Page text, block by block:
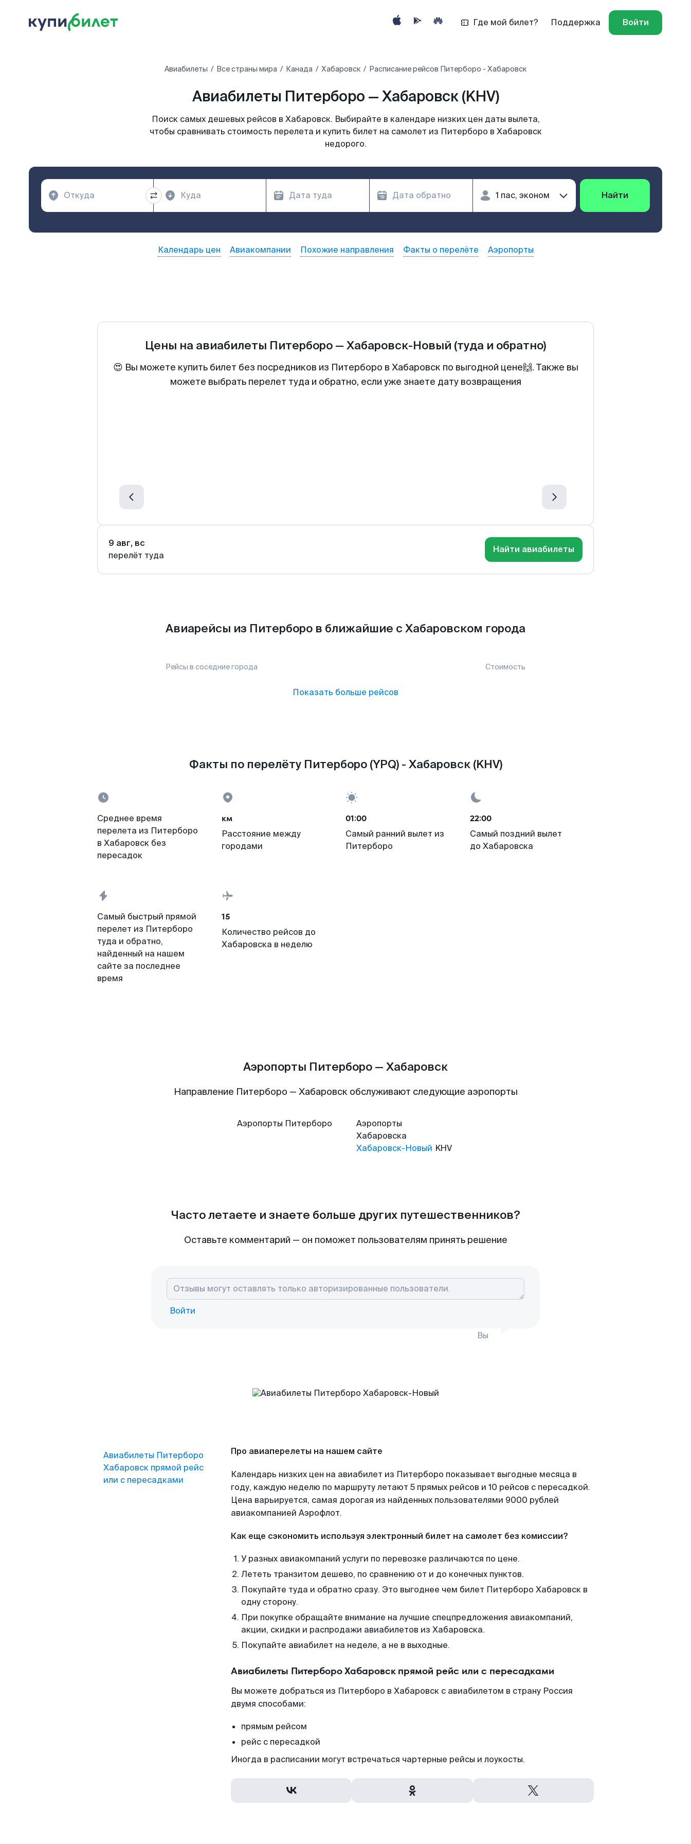
Где мой билет? Поддержка Войти
Авиабилеты Все страны мира Канада Хабаровск Расписание рейсов Питерборо - Хабаровск
Авиабилеты Питерборо — Хабаровск (KHV)
Поиск самых дешевых рейсов в Хабаровск. Выбирайте в календаре низких цен даты вылета,
чтобы сравнивать стоимость перелета и купить билет на самолет из Питерборо в Хабаровск
недорого.
Найти
Календарь цен Авиакомпании Похожие направления Факты о перелёте Аэропорты
Цены на авиабилеты Питерборо — Хабаровск-Новый (туда и обратно)
😍 Вы можете купить билет без посредников из Питерборо в Хабаровск по выгодной цене🙌. Также вы
можете выбрать перелет туда и обратно, если уже знаете дату возвращения
9 авг, вс
перелёт туда
Найти авиабилеты
Авиарейсы из Питерборо в ближайшие с Хабаровском города
Рейсы в соседние города Стоимость
Показать больше рейсов
Факты по перелёту Питерборо (YPQ) - Хабаровск (KHV)
Среднее время
перелета из Питерборо
в Хабаровск без
пересадок
км
Расстояние между
городами
01:00
Самый ранний вылет из
Питерборо
22:00
Самый поздний вылет
до Хабаровска
Самый быстрый прямой
перелет из Питерборо
туда и обратно,
найденный на нашем
сайте за последнее
время
15
Количество рейсов до
Хабаровска в неделю
Аэропорты Питерборо — Хабаровск
Направление Питерборо — Хабаровск обслуживают следующие аэропорты
Аэропорты Питерборо
Аэропорты
Хабаровска
Хабаровск-Новый KHV
Часто летаете и знаете больше других путешественников?
Оставьте комментарий — он поможет пользователям принять решение
Войти
Вы
Авиабилеты Питерборо
Хабаровск прямой рейс
или с пересадками
Про авиаперелеты на нашем сайте
Календарь низких цен на авиабилет из Питерборо показывает выгодные месяца в
году, каждую неделю по маршруту летают 5 прямых рейсов и 10 рейсов с пересадкой.
Цена варьируется, самая дорогая из найденных пользователями 9000 рублей
авиакомпанией Аэрофлот.
Как еще сэкономить используя электронный билет на самолет без комиссии?
У разных авиакомпаний услуги по перевозке различаются по цене.
Лететь транзитом дешево, по сравнению от и до конечных пунктов.
Покупайте туда и обратно сразу. Это выгоднее чем билет Питерборо Хабаровск в
одну сторону.
При покупке обращайте внимание на лучшие спецпредложения авиакомпаний,
акции, скидки и распродажи авиабилетов из Хабаровска.
Покупайте авиабилет на неделе, а не в выходные.
Авиабилеты Питерборо Хабаровск прямой рейс или с пересадками
Вы можете добраться из Питерборо в Хабаровск с авиабилетом в страну Россия
двумя способами:
прямым рейсом
рейс с пересадкой
Иногда в расписании могут встречаться чартерные рейсы и лоукосты.